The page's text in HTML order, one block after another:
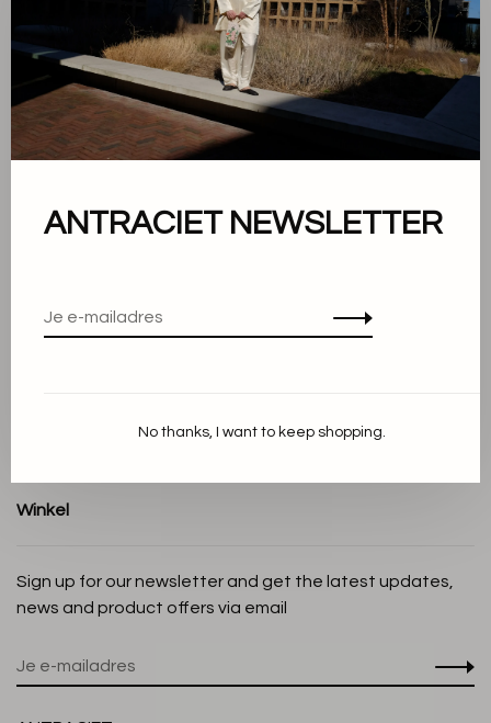
Sorteren op:
Toon 1 - 1 van 1
Privacy Policy
Verzenden en Retourneren
Winkel
Sign up for our newsletter and get the latest updates,
news and product offers via email
ANTRACIET NEWSLETTER
No thanks, I want to keep shopping.